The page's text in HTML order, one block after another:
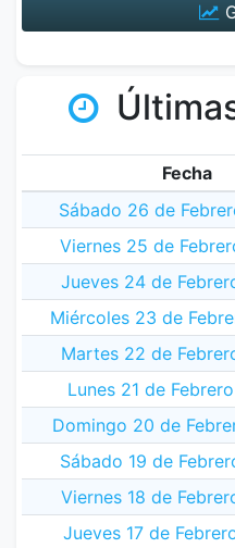
Fecha
Sábado 26 de
Viernes 25 de
Jueves 24 de
Miércoles 23 de
Martes 22 de
Lunes 21 de
Domingo 20 de
Sábado 19 de
Viernes 18 de
Jueves 17 de